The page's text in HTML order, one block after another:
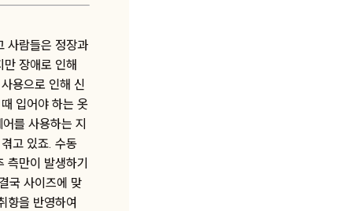
사람들은 정장과
장애로 인해
용으로 인해 신
입어야 하는 옷
를 사용하는 지
고 있죠. 수동
만이 발생하기
국 사이즈에 맞
향을 반영하여